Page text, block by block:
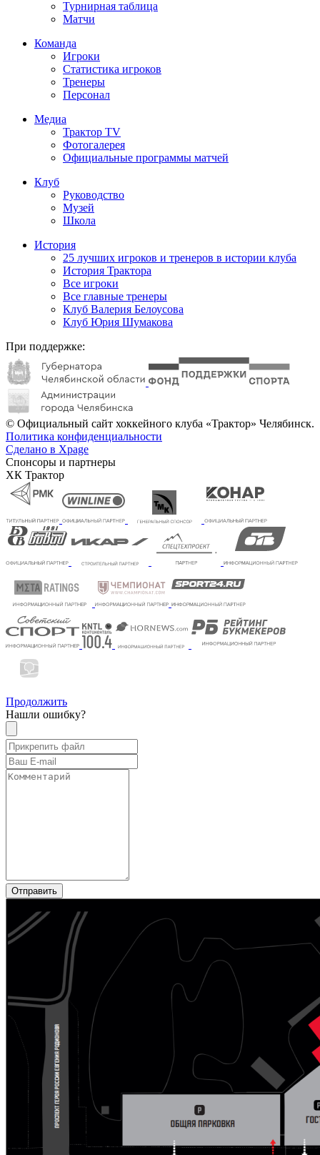
Турнирная таблица
Матчи
Команда
Игроки
Статистика игроков
Тренеры
Персонал
Медиа
Трактор TV
Фотогалерея
Официальные программы матчей
Клуб
Руководство
Музей
Школа
История
25 лучших игроков и тренеров в истории клуба
История Трактора
Все игроки
Все главные тренеры
Клуб Валерия Белоусова
Клуб Юрия Шумакова
При поддержке:
© Официальный сайт хоккейного клуба «Трактор» Челябинск.
Политика конфиденциальности
Сделано в Xpage
Спонсоры и партнеры
ХК Трактор
Продолжить
Нашли ошибку?